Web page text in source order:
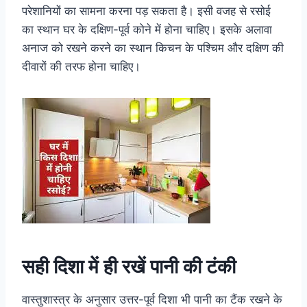
परेशानियों का सामना करना पड़ सकता है। इसी वजह से रसोई
का स्थान घर के दक्षिण-पूर्व कोने में होना चाहिए। इसके अलावा
अनाज को रखने करने का स्थान किचन के पश्चिम और दक्षिण की
दीवारों की तरफ होना चाहिए।
सही दिशा में ही रखें पानी की टंकी
वास्तुशास्त्र के अनुसार उत्तर-पूर्व दिशा भी पानी का टैंक रखने के